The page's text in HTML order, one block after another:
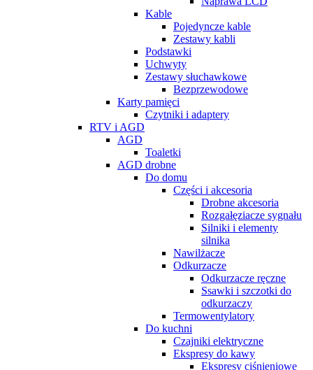
Kable
Pojedyncze kable
Zestawy kabli
Podstawki
Uchwyty
Zestawy słuchawkowe
Bezprzewodowe
Karty pamięci
Czytniki i adaptery
RTV i AGD
AGD
Toaletki
AGD drobne
Do domu
Części i akcesoria
Drobne akcesoria
Rozgałęziacze sygnału
Silniki i elementy
silnika
Nawilżacze
Odkurzacze
Odkurzacze ręczne
Ssawki i szczotki do
odkurzaczy
Termowentylatory
Do kuchni
Czajniki elektryczne
Ekspresy do kawy
Ekspresy ciśnieniowe